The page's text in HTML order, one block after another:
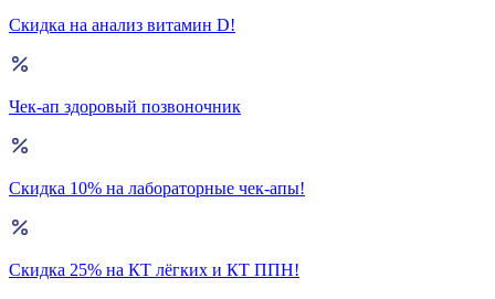
Скидка на анализ витамин D!
Чек-ап здоровый позвоночник
Скидка 10% на лабораторные чек-апы!
Скидка 25% на КТ лёгких и КТ ППН!